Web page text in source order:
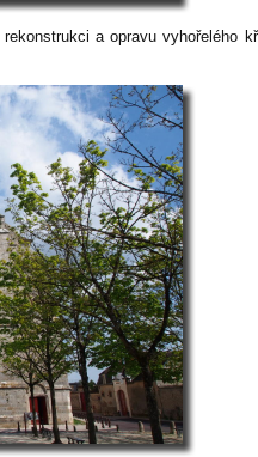
a opravu vyhořelého